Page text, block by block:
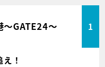
～GATE24～ 1
！